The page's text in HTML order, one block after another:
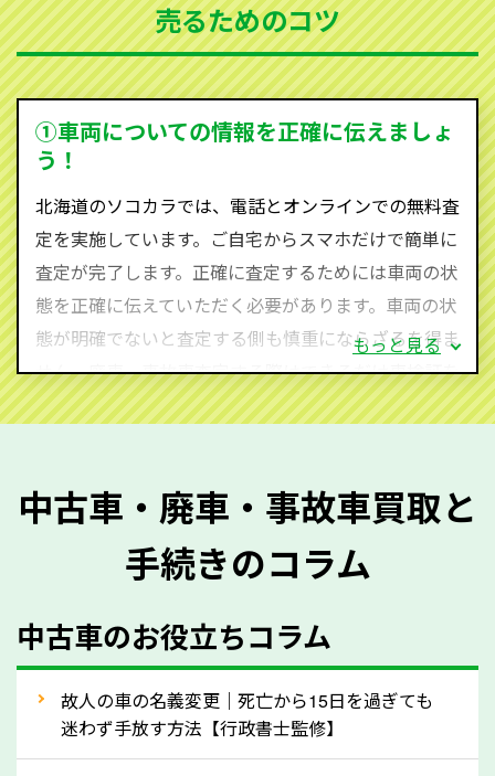
ソコカラは世界１１０か国に独自の販売ネットワーク
を持ち、国内に自社物流網、自社ヤードをもっている
ため、中間マージンがかかりません。だから高価買取
を実現し、お客様に利益を還元することができるので
す。
590-870）までお問い合わせ下さい。
査定・ご相談・見積もりはすべて無料で行います。安
心してお問い合わせください。
売るためのコツ
①車両についての情報を正確に伝えましょ
う！
北海道のソコカラでは、電話とオンラインでの無料査
定を実施しています。ご自宅からスマホだけで簡単に
査定が完了します。正確に査定するためには車両の状
態を正確に伝えていただく必要があります。車両の状
態が明確でないと査定する側も慎重にならざるを得ま
せん。廃車・事故車査定する際はできるだけ車検証を
ご準備ください。車検証があることで車両状態や年式
質問させていただく内容は以下の通りとなります。
メーカー／車種
型式／グレード
走行距離（例：約〇万キロ）
車検の満了日
内装や外装の状態
もっと見る
中古車・廃車・事故車買取と
手続きのコラム
中古車のお役立ちコラム
故人の車の名義変更｜死亡から15日を過ぎても
迷わず手放す方法【行政書士監修】